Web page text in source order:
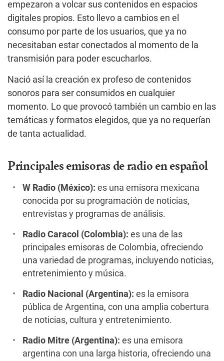
empezaron a volcar sus contenidos en espacios
digitales propios. Esto llevo a cambios en el
consumo por parte de los usuarios, que ya no
necesitaban estar conectados al momento de la
transmisión para poder escucharlos.
Nació así la creación ex profeso de contenidos
sonoros para ser consumidos en cualquier
momento. Lo que provocó también un cambio en las
temáticas y formatos elegidos, que ya no requerían
de tanta actualidad.
Principales emisoras de radio en español
W Radio (México): es una emisora mexicana
conocida por su programación de noticias,
entrevistas y programas de análisis.
Radio Caracol (Colombia): es una de las
principales emisoras de Colombia, ofreciendo
una variedad de programas, incluyendo noticias,
entretenimiento y música.
Radio Nacional (Argentina): es la emisora
pública de Argentina, con una amplia cobertura
de noticias, cultura y entretenimiento.
Radio Mitre (Argentina): es una emisora
argentina con una larga historia, ofreciendo una